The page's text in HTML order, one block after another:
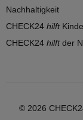
Nachhaltigkeit
CHECK24 hilft
CHECK24 hilftder
© 2026